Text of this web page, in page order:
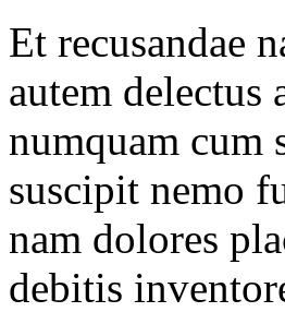
Et recusandae
autem
numquam cum
suscipit nemo
nam dolores
debitis